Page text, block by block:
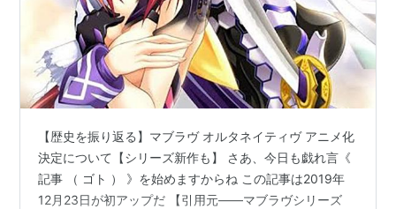
【歴史を振り返る】マブラヴ オルタネイティヴ アニメ化
決定について【シリーズ新作も】 さあ、今日も戯れ言《
記事 （ ゴト ） 》を始めますからね この記事は2019年
12月23日が初アップだ 【引用元――マブラヴシリーズ